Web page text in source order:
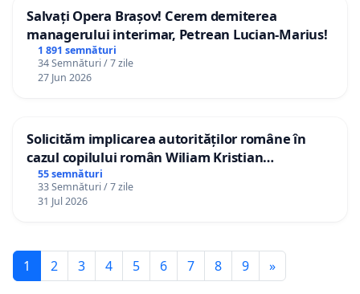
Salvați Opera Brașov! Cerem demiterea
managerului interimar, Petrean Lucian-Marius!
1 891 semnături
34 Semnături / 7 zile
27 Jun 2026
Solicităm implicarea autorităților române în
cazul copilului român Wiliam Kristian
Gheorghe, aflat în plasament în Danemarca de
12 ani
55 semnături
33 Semnături / 7 zile
31 Jul 2026
1 2 3 4 5 6 7 8 9 »